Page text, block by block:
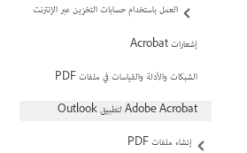
العمل باستخدام حسابات التخزين عبر الإنترنت
إشعارات Acrobat
الشبكات والأدلة والقياسات في ملفات PDF
Adobe Acrobat لتطبيق Outlook
إنشاء ملفات PDF